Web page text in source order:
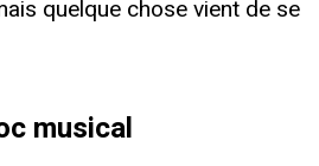
quelque chose vient de se
musical